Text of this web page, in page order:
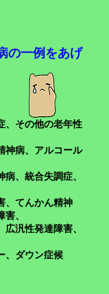
の一例をあげ
、その他の老年性
神病、アルコール
、統合失調症、
、てんかん精神
、
汎性発達障害、
、ダウン症候